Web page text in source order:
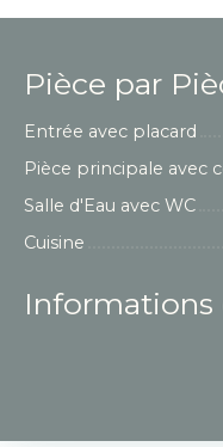
Pièce par
Entrée avec placard
Pièce principale avec
Salle d'Eau avec WC
Cuisine